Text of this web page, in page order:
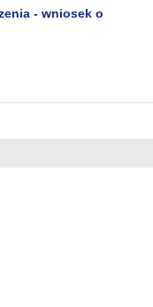
- wniosek o